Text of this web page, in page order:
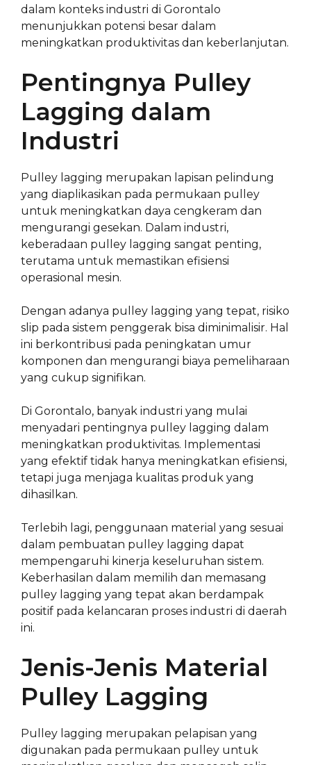
dalam konteks industri di Gorontalo
menunjukkan potensi besar dalam
meningkatkan produktivitas dan keberlanjutan.
Pentingnya Pulley
Lagging dalam
Industri
Pulley lagging merupakan lapisan pelindung
yang diaplikasikan pada permukaan pulley
untuk meningkatkan daya cengkeram dan
mengurangi gesekan. Dalam industri,
keberadaan pulley lagging sangat penting,
terutama untuk memastikan efisiensi
operasional mesin.
Dengan adanya pulley lagging yang tepat, risiko
slip pada sistem penggerak bisa diminimalisir. Hal
ini berkontribusi pada peningkatan umur
komponen dan mengurangi biaya pemeliharaan
yang cukup signifikan.
Di Gorontalo, banyak industri yang mulai
menyadari pentingnya pulley lagging dalam
meningkatkan produktivitas. Implementasi
yang efektif tidak hanya meningkatkan efisiensi,
tetapi juga menjaga kualitas produk yang
dihasilkan.
Terlebih lagi, penggunaan material yang sesuai
dalam pembuatan pulley lagging dapat
mempengaruhi kinerja keseluruhan sistem.
Keberhasilan dalam memilih dan memasang
pulley lagging yang tepat akan berdampak
positif pada kelancaran proses industri di daerah
ini.
Jenis-Jenis Material
Pulley Lagging
Pulley lagging merupakan pelapisan yang
digunakan pada permukaan pulley untuk